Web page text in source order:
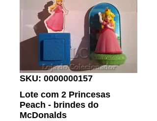
SKU: 0000000157
Lote com 2 Princesas
Peach - brindes do
McDonalds